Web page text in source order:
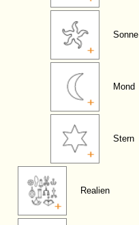
Sonne
Mond
Stern
Realien